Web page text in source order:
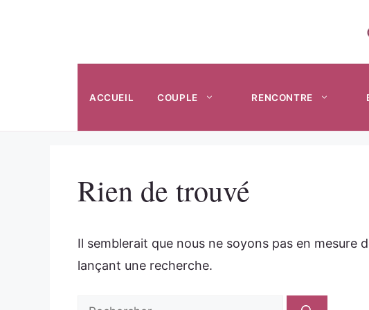
ACCUEIL COUPLE RENCONTRE
Rien de trouvé
Il semblerait que nous ne soyons pas en mesure
lançant une recherche.
Rechercher :